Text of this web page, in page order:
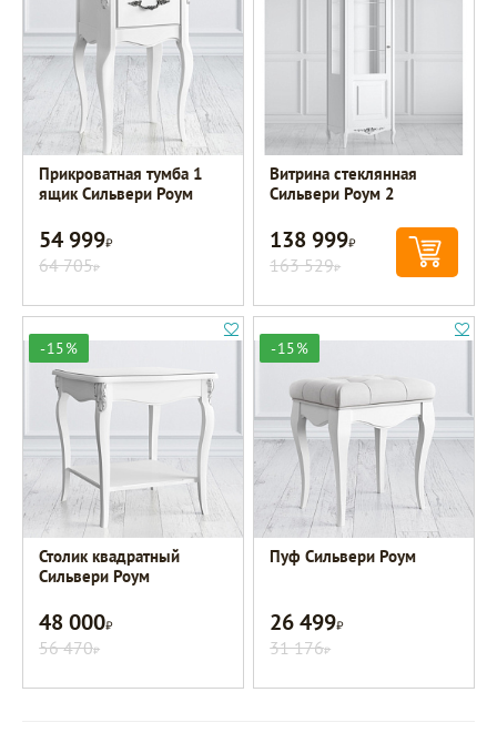
Прикроватная тумба 1
ящик Сильвери Роум
54 999Р
64 705Р
Витрина стеклянная
Сильвери Роум 2
138 999Р
163 529Р
-15%
Столик квадратный
Сильвери Роум
48 000Р
56 470Р
-15%
Пуф Сильвери Роум
26 499Р
31 176Р